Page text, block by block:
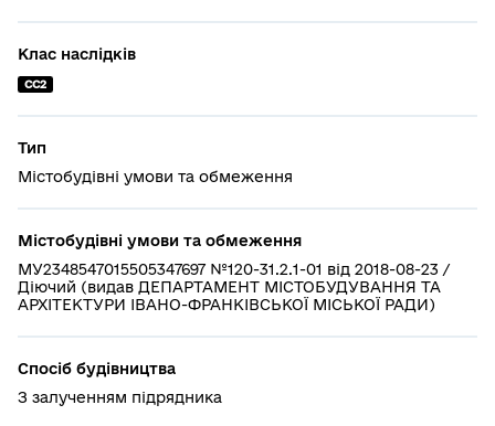
Клас наслідків
СС2
Тип
Містобудівні умови та обмеження
Містобудівні умови та обмеження
МУ2348547015505347697 №120-31.2.1-01 від 2018-08-23 /
Діючий (видав ДЕПАРТАМЕНТ МІСТОБУДУВАННЯ ТА
АРХІТЕКТУРИ ІВАНО-ФРАНКІВСЬКОЇ МІСЬКОЇ РАДИ)
Спосіб будівництва
З залученням підрядника